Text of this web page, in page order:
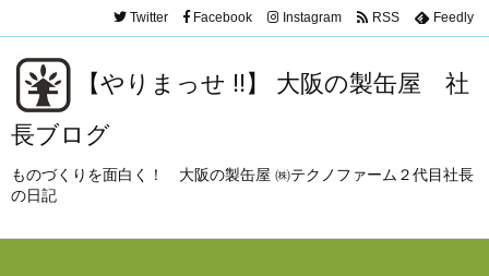
【やりまっせ !!】 大阪の製缶屋 社
長ブログ
ものづくりを面白く！ 大阪の製缶屋 ㈱テクノファーム２代目社長
の日記
Twitter Facebook Instagram RSS Feedly